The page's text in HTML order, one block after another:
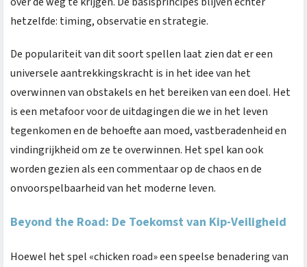
hetzelfde: timing, observatie en strategie.
De populariteit van dit soort spellen laat zien dat er een
universele aantrekkingskracht is in het idee van het
overwinnen van obstakels en het bereiken van een doel. Het
is een metafoor voor de uitdagingen die we in het leven
tegenkomen en de behoefte aan moed, vastberadenheid en
vindingrijkheid om ze te overwinnen. Het spel kan ook
worden gezien als een commentaar op de chaos en de
onvoorspelbaarheid van het moderne leven.
Beyond the Road: De Toekomst van Kip-Veiligheid
Hoewel het spel «chicken road» een speelse benadering van